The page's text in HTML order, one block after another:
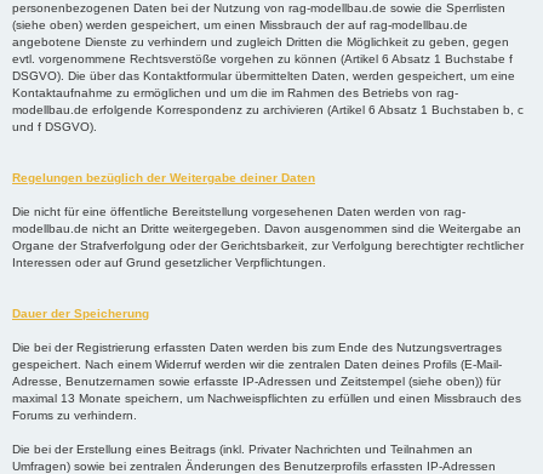
personenbezogenen Daten bei der Nutzung von rag-modellbau.de sowie die Sperrlisten
(siehe oben) werden gespeichert, um einen Missbrauch der auf rag-modellbau.de
angebotene Dienste zu verhindern und zugleich Dritten die Möglichkeit zu geben, gegen
evtl. vorgenommene Rechtsverstöße vorgehen zu können (Artikel 6 Absatz 1 Buchstabe f
DSGVO). Die über das Kontaktformular übermittelten Daten, werden gespeichert, um eine
Kontaktaufnahme zu ermöglichen und um die im Rahmen des Betriebs von rag-
modellbau.de erfolgende Korrespondenz zu archivieren (Artikel 6 Absatz 1 Buchstaben b, c
und f DSGVO).
Regelungen bezüglich der Weitergabe deiner Daten
Die nicht für eine öffentliche Bereitstellung vorgesehenen Daten werden von rag-
modellbau.de nicht an Dritte weitergegeben. Davon ausgenommen sind die Weitergabe an
Organe der Strafverfolgung oder der Gerichtsbarkeit, zur Verfolgung berechtigter rechtlicher
Interessen oder auf Grund gesetzlicher Verpflichtungen.
Dauer der Speicherung
Die bei der Registrierung erfassten Daten werden bis zum Ende des Nutzungsvertrages
gespeichert. Nach einem Widerruf werden wir die zentralen Daten deines Profils (E-Mail-
Adresse, Benutzernamen sowie erfasste IP-Adressen und Zeitstempel (siehe oben)) für
maximal 13 Monate speichern, um Nachweispflichten zu erfüllen und einen Missbrauch des
Forums zu verhindern.
Die bei der Erstellung eines Beitrags (inkl. Privater Nachrichten und Teilnahmen an
Umfragen) sowie bei zentralen Änderungen des Benutzerprofils erfassten IP-Adressen